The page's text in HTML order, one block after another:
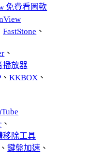
免費看圖軟
FastStone 、
、
播放器
、KKBOX 、
、
移除工具
、鍵盤加速 、